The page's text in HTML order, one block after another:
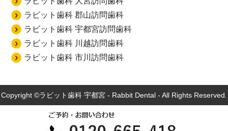
ラビット歯科 郡山訪問歯科
ラビット歯科 宇都宮訪問歯科
ラビット歯科 川越訪問歯科
ラビット歯科 市川訪問歯科
Copyright ©ラビット歯科 宇都宮 ‐ Rabbit Dental - All Rights Reserved.